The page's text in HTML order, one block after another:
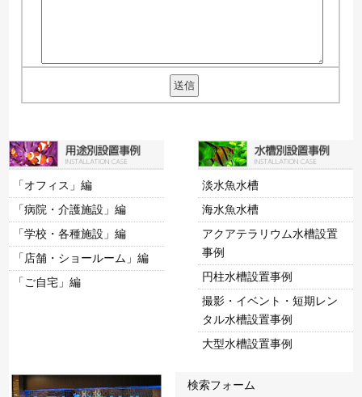
「オフィス」編
「病院・介護施設」編
「学校・各種施設」編
「店舗・ショールーム」編
「ご自宅」編
淡水魚水槽
海水魚水槽
アクアテラリウム水槽設置
事例
円柱水槽設置事例
撮影・イベント・短期レン
タル水槽設置事例
大型水槽設置事例
検索フォーム